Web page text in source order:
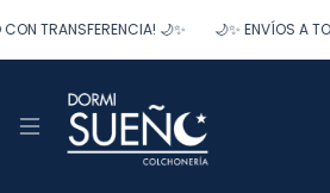
TRANSFERENCIA! 🌙✨ 🌙✨ ENVÍOS A